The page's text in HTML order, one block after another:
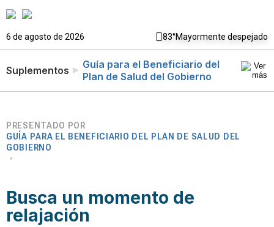
6 de agosto de 2026 83°Mayormente despejado
Suplementos
Guía para el Beneficiario del
Plan de Salud del Gobierno
PRESENTADO POR
GUÍA PARA EL BENEFICIARIO DEL PLAN DE SALUD DEL
GOBIERNO
Busca un momento de
relajación